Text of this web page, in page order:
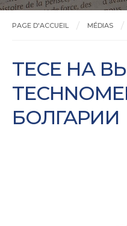
PAGE D'ACCUEIL MÉDIAS
TECE НА
БОЛГАРИИ